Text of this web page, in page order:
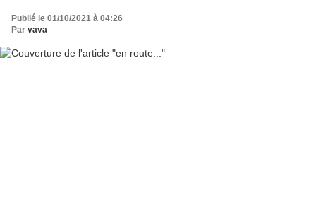
Publié le 01/10/2021 à 04:26
Par vava